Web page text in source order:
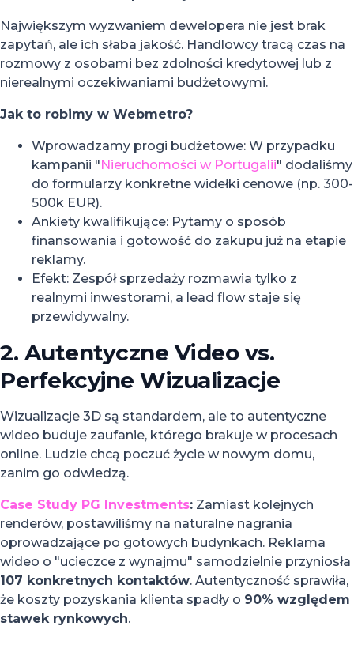
Największym wyzwaniem dewelopera nie jest brak
zapytań, ale ich słaba jakość. Handlowcy tracą czas na
rozmowy z osobami bez zdolności kredytowej lub z
nierealnymi oczekiwaniami budżetowymi.
Jak to robimy w Webmetro?
Wprowadzamy progi budżetowe: W przypadku
kampanii "Nieruchomości w Portugalii" dodaliśmy
do formularzy konkretne widełki cenowe (np. 300-
500k EUR).
Ankiety kwalifikujące: Pytamy o sposób
finansowania i gotowość do zakupu już na etapie
reklamy.
Efekt: Zespół sprzedaży rozmawia tylko z
realnymi inwestorami, a lead flow staje się
przewidywalny.
2. Autentyczne Video vs.
Perfekcyjne Wizualizacje
Wizualizacje 3D są standardem, ale to autentyczne
wideo buduje zaufanie, którego brakuje w procesach
online. Ludzie chcą poczuć życie w nowym domu,
zanim go odwiedzą.
Case Study PG Investments: Zamiast kolejnych
renderów, postawiliśmy na naturalne nagrania
oprowadzające po gotowych budynkach. Reklama
wideo o "ucieczce z wynajmu" samodzielnie przyniosła
107 konkretnych kontaktów. Autentyczność sprawiła,
że koszty pozyskania klienta spadły o 90% względem
stawek rynkowych.